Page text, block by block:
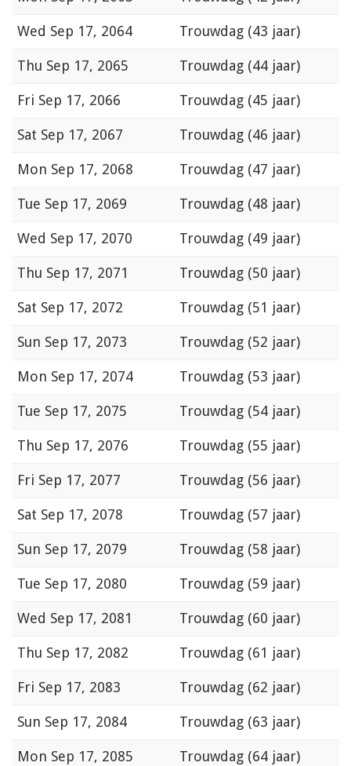
Wed Sep 17, 2064 Trouwdag (43 jaar)
Thu Sep 17, 2065 Trouwdag (44 jaar)
Fri Sep 17, 2066 Trouwdag (45 jaar)
Sat Sep 17, 2067 Trouwdag (46 jaar)
Mon Sep 17, 2068 Trouwdag (47 jaar)
Tue Sep 17, 2069 Trouwdag (48 jaar)
Wed Sep 17, 2070 Trouwdag (49 jaar)
Thu Sep 17, 2071 Trouwdag (50 jaar)
Sat Sep 17, 2072 Trouwdag (51 jaar)
Sun Sep 17, 2073 Trouwdag (52 jaar)
Mon Sep 17, 2074 Trouwdag (53 jaar)
Tue Sep 17, 2075 Trouwdag (54 jaar)
Thu Sep 17, 2076 Trouwdag (55 jaar)
Fri Sep 17, 2077 Trouwdag (56 jaar)
Sat Sep 17, 2078 Trouwdag (57 jaar)
Sun Sep 17, 2079 Trouwdag (58 jaar)
Tue Sep 17, 2080 Trouwdag (59 jaar)
Wed Sep 17, 2081 Trouwdag (60 jaar)
Thu Sep 17, 2082 Trouwdag (61 jaar)
Fri Sep 17, 2083 Trouwdag (62 jaar)
Sun Sep 17, 2084 Trouwdag (63 jaar)
Mon Sep 17, 2085 Trouwdag (64 jaar)